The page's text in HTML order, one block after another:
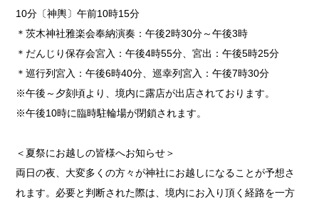
10分〔神輿〕午前10時15分
＊茨木神社雅楽会奉納演奏：午後2時30分～午後3時
＊だんじり保存会宮入：午後4時55分、宮出：午後5時25分
＊巡行列宮入：午後6時40分、巡幸列宮入：午後7時30分
※午後～夕刻頃より、境内に露店が出店されております。
※午後10時に臨時駐輪場が閉鎖されます。
＜夏祭にお越しの皆様へお知らせ＞
両日の夜、大変多くの方々が神社にお越しになることが予想さ
れます。必要と判断された際は、境内にお入り頂く経路を一方